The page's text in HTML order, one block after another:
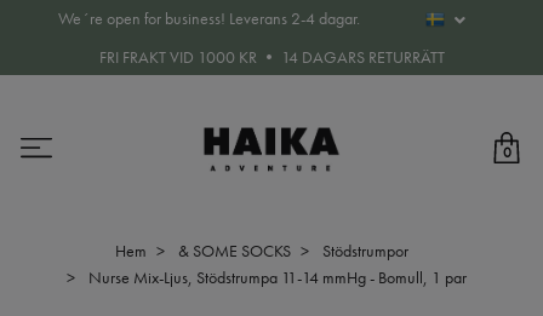
We´re open for business! Leverans 2-4 dagar.
FRI FRAKT VID 1000 KR • 14 DAGARS RETURRÄTT
0
Hem & SOME SOCKS
Stödstrumpor
Nurse Mix-Ljus, Stödstrumpa 11-14 mmHg - Bomull, 1 par